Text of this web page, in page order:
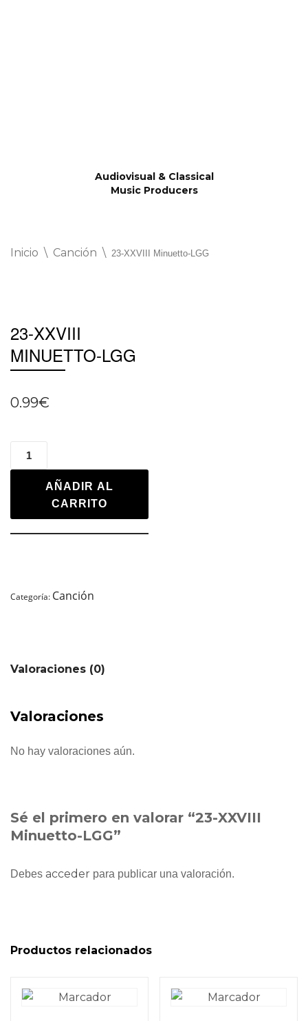
Audiovisual & Classical
Music Producers
Inicio \ Canción \ 23-XXVIII Minuetto-LGG
23-XXVIII
MINUETTO-LGG
0.99€
AÑADIR AL
CARRITO
Categoría: Canción
Valoraciones (0)
Valoraciones
No hay valoraciones aún.
Sé el primero en valorar “23-XXVIII
Minuetto-LGG”
Debes acceder para publicar una valoración.
Productos relacionados